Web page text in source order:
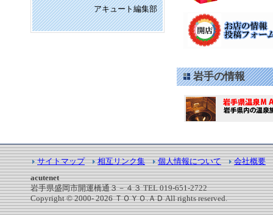
アキュート編集部
岩手の情報
サイトマップ 相互リンク集 個人情報について
会社概要
acutenet
岩手県盛岡市開運橋通３－４３ TEL 019-651-2722
Copyright © 2000-2026 ＴＯＹＯ.ＡＤ All rights reserved.